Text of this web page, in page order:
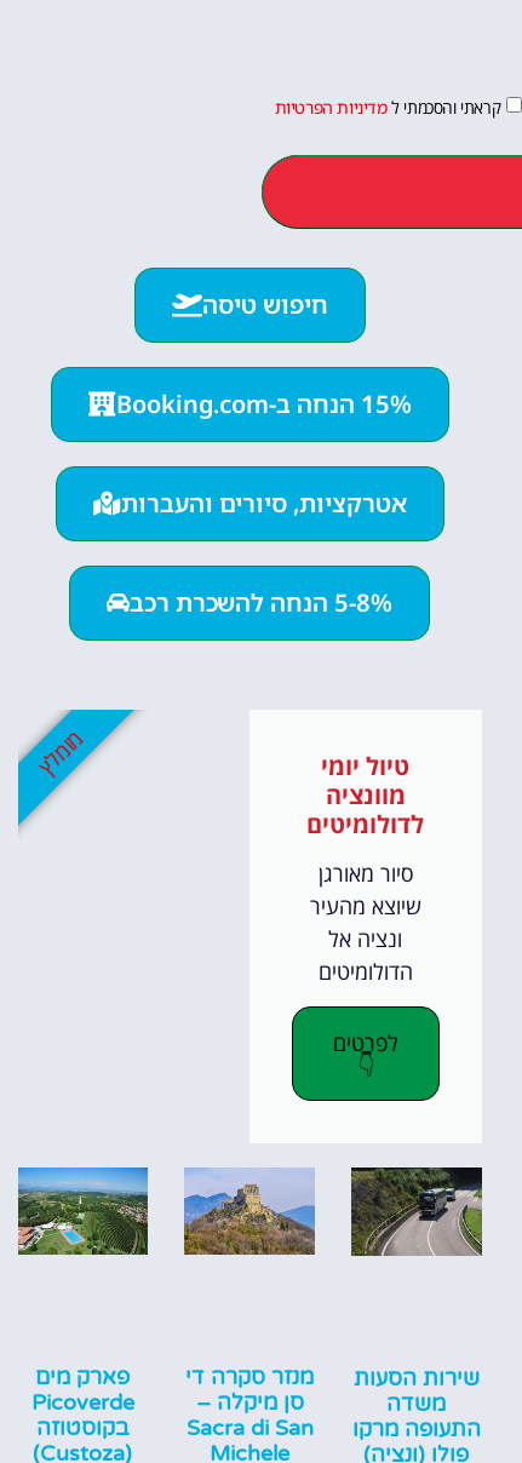
קראתי והסכמתי למדיניות הפרטיות
חיפוש טיסה
15% הנחה ב-Booking.com
אטרקציות, סיורים והעברות
5-8% הנחה להשכרת רכב
טיול יומי
מוונציה
לדולומיטים
סיור מאורגן
שיוצא מהעיר
ונציה אל
הדולומיטים
לפרטים
👇
מומלץ
שירות הסעות
משדה
התעופה מרקו
פולו (ונציה)
מנזר סקרה די
סן מיקלה –
Sacra di San
Michele
פארק מים
Picoverde
בקוסטוזה
(Custoza)